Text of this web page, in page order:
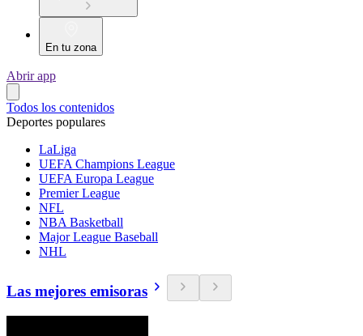
En tu zona
Abrir app
Todos los contenidos
Deportes populares
LaLiga
UEFA Champions League
UEFA Europa League
Premier League
NFL
NBA Basketball
Major League Baseball
NHL
Las mejores emisoras